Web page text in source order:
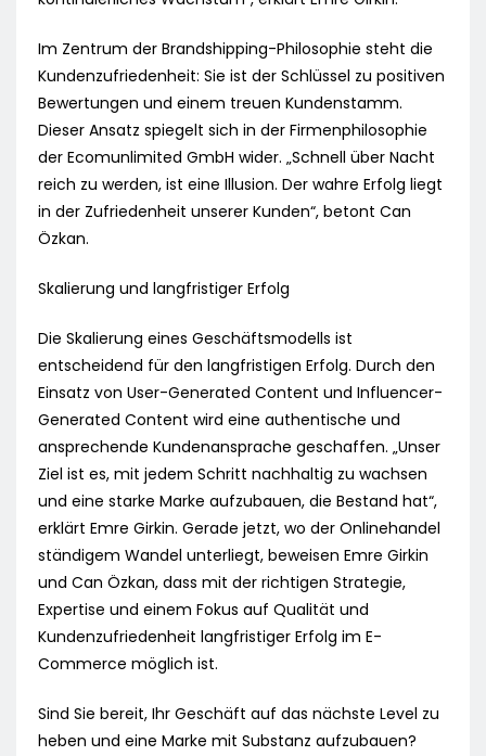
Im Zentrum der Brandshipping-Philosophie steht die
Kundenzufriedenheit: Sie ist der Schlüssel zu positiven
Bewertungen und einem treuen Kundenstamm.
Dieser Ansatz spiegelt sich in der Firmenphilosophie
der Ecomunlimited GmbH wider. „Schnell über Nacht
reich zu werden, ist eine Illusion. Der wahre Erfolg liegt
in der Zufriedenheit unserer Kunden“, betont Can
Özkan.
Skalierung und langfristiger Erfolg
Die Skalierung eines Geschäftsmodells ist
entscheidend für den langfristigen Erfolg. Durch den
Einsatz von User-Generated Content und Influencer-
Generated Content wird eine authentische und
ansprechende Kundenansprache geschaffen. „Unser
Ziel ist es, mit jedem Schritt nachhaltig zu wachsen
und eine starke Marke aufzubauen, die Bestand hat“,
erklärt Emre Girkin. Gerade jetzt, wo der Onlinehandel
ständigem Wandel unterliegt, beweisen Emre Girkin
und Can Özkan, dass mit der richtigen Strategie,
Expertise und einem Fokus auf Qualität und
Kundenzufriedenheit langfristiger Erfolg im E-
Commerce möglich ist.
Sind Sie bereit, Ihr Geschäft auf das nächste Level zu
heben und eine Marke mit Substanz aufzubauen?